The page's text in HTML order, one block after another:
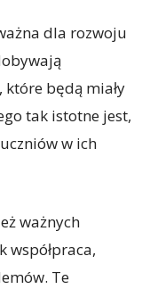
dla rozwoju
będą miały
tak istotne jest,
w ich
ważnych
współpraca,
Te